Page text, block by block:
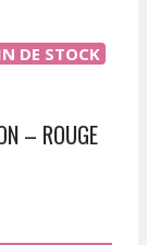
DE STOCK
– ROUGE